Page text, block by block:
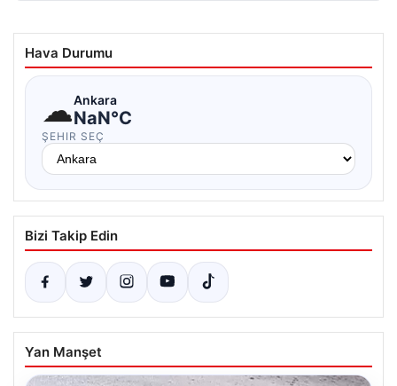
Hava Durumu
☁Ankara
NaN°C
ŞEHIR SEÇ
Bizi Takip Edin
Yan Manşet